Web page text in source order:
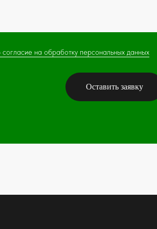
на обработку персональных данных
Оставить заявку